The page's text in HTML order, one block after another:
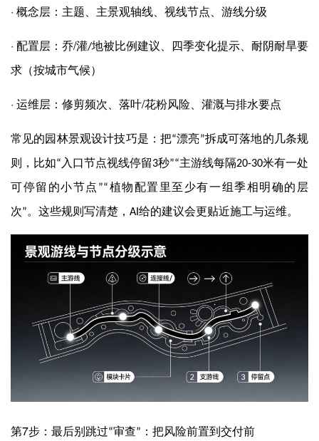
· 概念层：主题、主景观轴线、视线节点、游线分级
· 配置层：乔/灌/地被比例建议、四季变化提示、耐阴耐旱要
求（按城市气候）
· 运维层：修剪频次、落叶/花粉风险、灌溉与排水要点
常见的园林景观设计技巧是：把“漂亮”拆成可落地的几条规
则，比如“ 入口节点视线停留3秒”“主游线每隔20-30米有一处
可停留的小节点 ”“植物配置里至少有一组季相明确的层
次”。这些规则写清楚， AI 给的建议会更贴近施工与运维。
第7步：最后别跳过“审查” ：把风险前置到交付前